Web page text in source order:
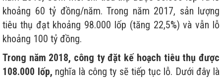
khoảng 60 tỷ đồng/năm. Trong năm 2017, sản lượng
tiêu thụ đạt khoảng 98.000 lốp (tăng 22,5%) và vẫn lỗ
khoảng 100 tỷ đồng.
Trong năm 2018, công ty đặt kế hoạch tiêu thụ được
108.000 lốp, nghĩa là công ty sẽ tiếp tục lỗ. Dưới đây là